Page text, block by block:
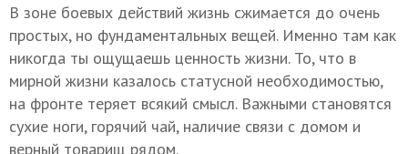
В зоне боевых действий жизнь сжимается до очень
простых, но фундаментальных вещей. Именно там как
никогда ты ощущаешь ценность жизни. То, что в
мирной жизни казалось статусной необходимостью,
на фронте теряет всякий смысл. Важными становятся
сухие ноги, горячий чай, наличие связи с домом и
верный товарищ рядом.